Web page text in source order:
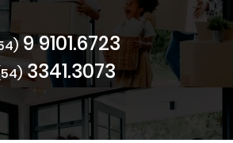
9 9101.6723
3341.3073